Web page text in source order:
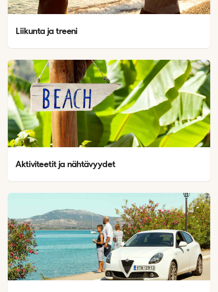
Liikunta ja treeni
Aktiviteetit ja nähtävyydet